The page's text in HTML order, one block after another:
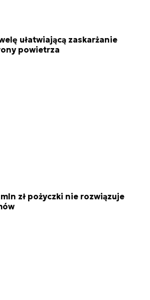
ułatwiającą zaskarżanie
powietrza
zł pożyczki nie rozwiązuje